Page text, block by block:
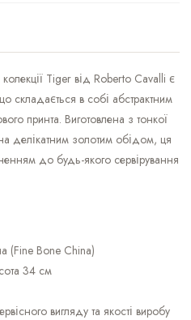
Tiger від Roberto Cavalli є
складається в собі абстрактним
принта. Виготовлена ​​з тонкої
делікатним золотим обідом, ця
до будь-якого сервірування
(Fine Bone China)
34 см
вигляду та якості виробу